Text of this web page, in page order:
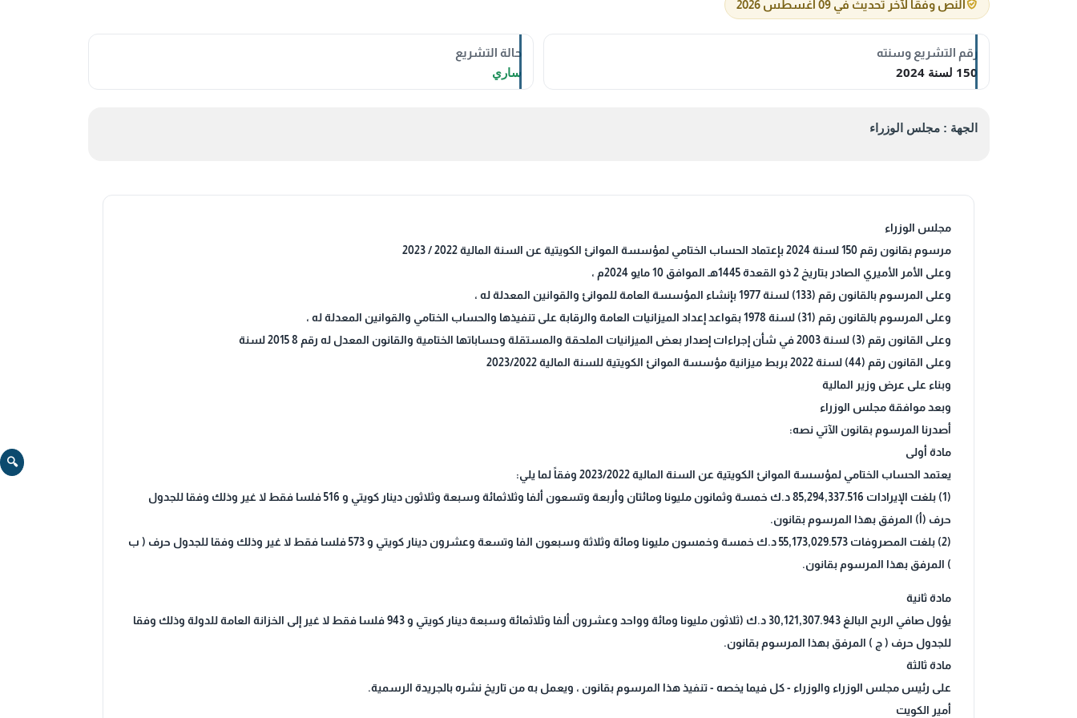
النص وفقاً لآخر تحديث في 09 أغسطس 2026
رقم التشريع وسنته
150 لسنة 2024
حالة التشريع
ساري
الجهة : مجلس الوزراء
🔍
مجلس الوزراء
مرسوم بقانون رقم 150 لسنة 2024 بإعتماد الحساب الختامي لمؤسسة الموانئ الكويتية عن السنة المالية 2022 / 2023
وعلى الأمر الأميري الصادر بتاريخ 2 ذو القعدة 1445هـ الموافق 10 مايو 2024م ،
وعلى المرسوم بالقانون رقم (133) لسنة 1977 بإنشاء المؤسسة العامة للموانئ والقوانين المعدلة له ،
وعلى المرسوم بالقانون رقم (31) لسنة 1978 بقواعد إعداد الميزانيات العامة والرقابة على تنفيذها والحساب الختامي والقوانين المعدلة له ،
وعلى القانون رقم (3) لسنة 2003 في شأن إجراءات إصدار بعض الميزانيات الملحقة والمستقلة وحساباتها الختامية والقانون المعدل له رقم 8 2015 لسنة
وعلى القانون رقم (44) لسنة 2022 بربط ميزانية مؤسسة الموانئ الكويتية للسنة المالية 2023/2022
وبناء على عرض وزير المالية
وبعد موافقة مجلس الوزراء
أصدرنا المرسوم بقانون الآتي نصه:
مادة أولى
يعتمد الحساب الختامي لمؤسسة الموانئ الكويتية عن السنة المالية 2023/2022 وفقاً لما يلي:
(1) بلغت الإيرادات 85,294,337.516 د.ك خمسة وثمانون مليونا ومائتان وأربعة وتسعون ألفا وثلاثمائة وسبعة وثلاثون دينار كويتي و 516 فلسا فقط لا غير وذلك وفقا للجدول
حرف (أ) المرفق بهذا المرسوم بقانون.
(2) بلغت المصروفات 55,173,029.573 د.ك خمسة وخمسون مليونا ومائة وثلاثة وسبعون الفا وتسعة وعشرون دينار كويتي و 573 فلسا فقط لا غير وذلك وفقا للجدول حرف ( ب
) المرفق بهذا المرسوم بقانون.
مادة ثانية
يؤول صافي الربح البالغ 30,121,307.943 د.ك (ثلاثون مليونا ومائة وواحد وعشرون ألفا وثلاثمائة وسبعة دينار كويتي و 943 فلسا فقط لا غير إلى الخزانة العامة للدولة وذلك وفقا
للجدول حرف ( ج ) المرفق بهذا المرسوم بقانون.
مادة ثالثة
على رئيس مجلس الوزراء والوزراء - كل فيما يخصه - تنفيذ هذا المرسوم بقانون ، ويعمل به من تاريخ نشره بالجريدة الرسمية.
أمير الكويت